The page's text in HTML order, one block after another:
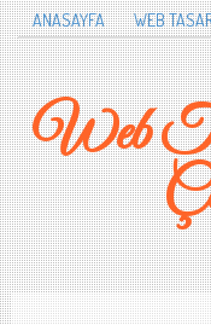
ANASAYFA WEB
Web